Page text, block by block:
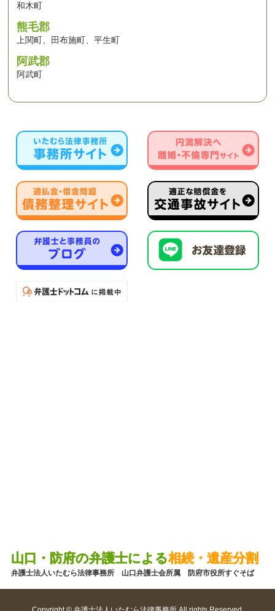
和木町
熊毛郡
上関町、田布施町、平生町
阿武郡
阿武町
山口・防府の弁護士による相続・遺産分割
弁護士法人いたむら法律事務所 山口弁護士会所属 防府市役所すぐそば